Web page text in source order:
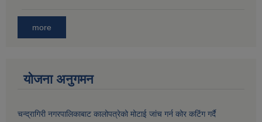
more
योजना अनुगमन
चन्द्रागिरी नगरपालिकाबाट कालोपत्रेको मोटाई जांच गर्न कोर कटिंग गर्दै